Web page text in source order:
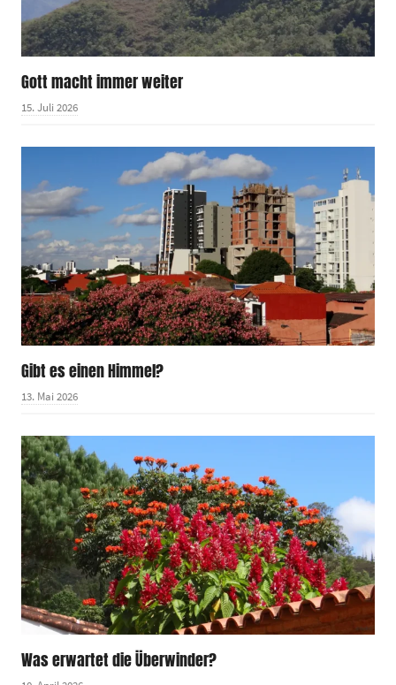
Gott macht immer weiter
15. Juli 2026
Gibt es einen Himmel?
13. Mai 2026
Was erwartet die Überwinder?